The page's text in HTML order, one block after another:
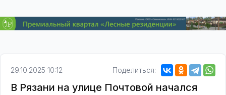
29.10.2025 10:12 Поделиться:
В Рязани на улице Почтовой начался